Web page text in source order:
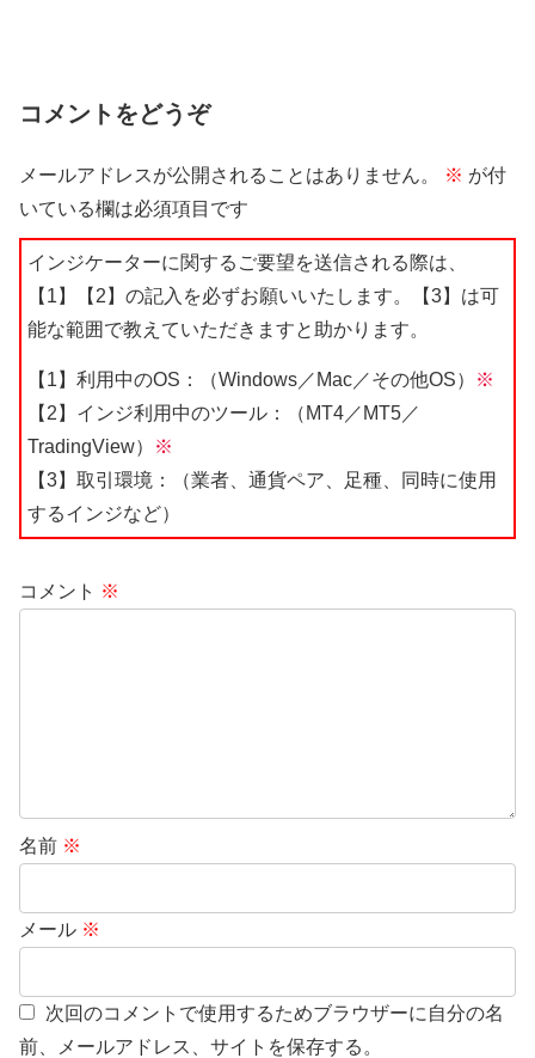
コメントをどうぞ
メールアドレスが公開されることはありません。 ※ が付
いている欄は必須項目です
インジケーターに関するご要望を送信される際は、
【1】【2】の記入を必ずお願いいたします。【3】は可
能な範囲で教えていただきますと助かります。
【1】利用中のOS：（Windows／Mac／その他OS）
※
【2】インジ利用中のツール：（MT4／MT5／
TradingView）
※
【3】取引環境：（業者、通貨ペア、足種、同時に使用
するインジなど）
コメント ※
名前 ※
メール ※
次回のコメントで使用するためブラウザーに自分の名
前、メールアドレス、サイトを保存する。